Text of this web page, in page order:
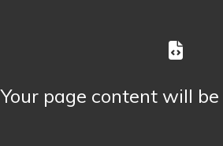
Your page content will